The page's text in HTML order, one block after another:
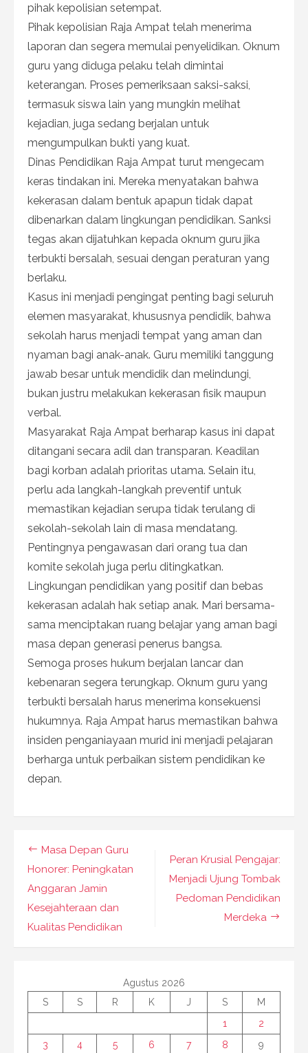
pihak kepolisian setempat.
Pihak kepolisian Raja Ampat telah menerima
laporan dan segera memulai penyelidikan. Oknum
guru yang diduga pelaku telah dimintai
keterangan. Proses pemeriksaan saksi-saksi,
termasuk siswa lain yang mungkin melihat
kejadian, juga sedang berjalan untuk
mengumpulkan bukti yang kuat.
Dinas Pendidikan Raja Ampat turut mengecam
keras tindakan ini. Mereka menyatakan bahwa
kekerasan dalam bentuk apapun tidak dapat
dibenarkan dalam lingkungan pendidikan. Sanksi
tegas akan dijatuhkan kepada oknum guru jika
terbukti bersalah, sesuai dengan peraturan yang
berlaku.
Kasus ini menjadi pengingat penting bagi seluruh
elemen masyarakat, khususnya pendidik, bahwa
sekolah harus menjadi tempat yang aman dan
nyaman bagi anak-anak. Guru memiliki tanggung
jawab besar untuk mendidik dan melindungi,
bukan justru melakukan kekerasan fisik maupun
verbal.
Masyarakat Raja Ampat berharap kasus ini dapat
ditangani secara adil dan transparan. Keadilan
bagi korban adalah prioritas utama. Selain itu,
perlu ada langkah-langkah preventif untuk
memastikan kejadian serupa tidak terulang di
sekolah-sekolah lain di masa mendatang.
Pentingnya pengawasan dari orang tua dan
komite sekolah juga perlu ditingkatkan.
Lingkungan pendidikan yang positif dan bebas
kekerasan adalah hak setiap anak. Mari bersama-
sama menciptakan ruang belajar yang aman bagi
masa depan generasi penerus bangsa.
Semoga proses hukum berjalan lancar dan
kebenaran segera terungkap. Oknum guru yang
terbukti bersalah harus menerima konsekuensi
hukumnya. Raja Ampat harus memastikan bahwa
insiden penganiayaan murid ini menjadi pelajaran
berharga untuk perbaikan sistem pendidikan ke
depan.
Navigasi
pos
Peran Krusial Pengajar:
Menjadi Ujung Tombak
Pedoman Pendidikan
Merdeka
Masa Depan Guru
Honorer: Peningkatan
Anggaran Jamin
Kesejahteraan dan
Kualitas Pendidikan
Agustus 2026
S
S R K J S
M
1
2
3
4 5 6 7 8
9